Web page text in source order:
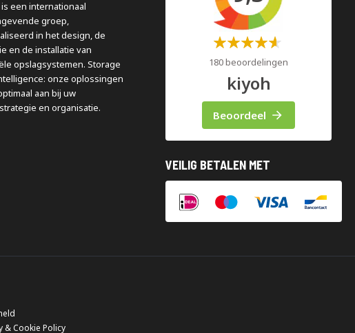
een internationaal
groep,
in het design, de
en de installatie van
opslagsystemen. Storage
onze oplossingen
aan bij uw
en organisatie.
Waardering:
180 beoordelingen
kiyoh
Beoordeel
VEILIG BETALEN MET
& Cookie Policy